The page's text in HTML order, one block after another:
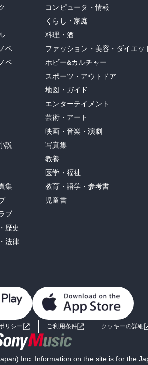
ベ
ベ
説
集
ブ
歴史
法律
コンピュータ・情報
くらし・家庭
料理・酒
ファッション・美容・ダイエッ
ホビー&カルチャー
スポーツ・アウトドア
地図・ガイド
エンターテイメント
芸術・アート
映画・音楽・演劇
写真集
教養
医学・福祉
教育・語学・参考書
児童書
リシー ご利用条件 クッキーの詳細
Inc. Information on the site is for the